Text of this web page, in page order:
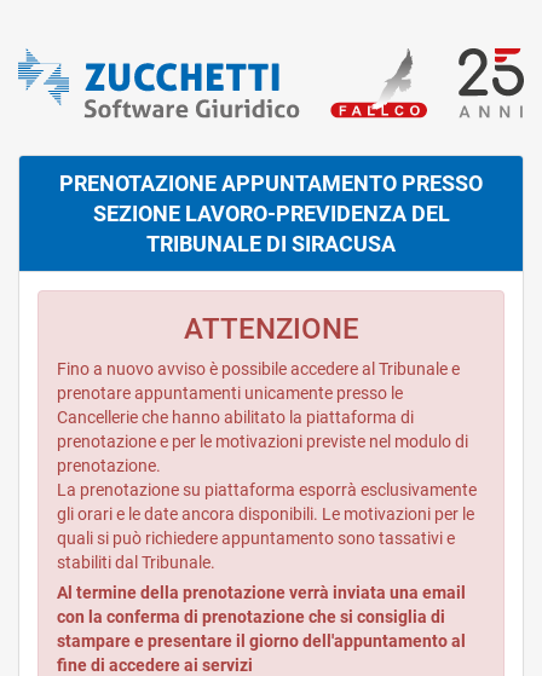
PRENOTAZIONE APPUNTAMENTO PRESSO
SEZIONE LAVORO-PREVIDENZA DEL
TRIBUNALE DI SIRACUSA
ATTENZIONE
Fino a nuovo avviso è possibile accedere al Tribunale e
prenotare appuntamenti unicamente presso le
Cancellerie che hanno abilitato la piattaforma di
prenotazione e per le motivazioni previste nel modulo di
prenotazione.
La prenotazione su piattaforma esporrà esclusivamente
gli orari e le date ancora disponibili. Le motivazioni per le
quali si può richiedere appuntamento sono tassativi e
stabiliti dal Tribunale.
Al termine della prenotazione verrà inviata una email
con la conferma di prenotazione che si consiglia di
stampare e presentare il giorno dell'appuntamento al
fine di accedere ai servizi